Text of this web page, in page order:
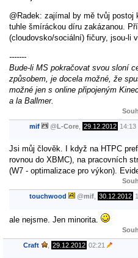
@Radek: zajímal by mě tvůj postoj
tuhle šmíráckou díru zakázanou.
(cloudovsko/sociální) fičury, jsou-li
-------
Bude-li MS pokračovat svou sloní
způsobem, je docela možné, že
možné jen s online připojeným
a la Ballmer.
mif @L-Core 29.12.2012 14:13
Jsi můj člověk. I když na HTPC
rovnou do XBMC), na pracovních
(W7 - optimalizace pro výkon).
touchwood @mif 30.12.2012
ale nejsme. Jen minorita.
Craft 29.12.2012 02:21